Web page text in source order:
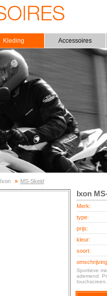
Kleding Accessoires
Ixon » MS-Skeid
Ixon
Merk:
type:
prijs:
kleur:
soort:
Sportieve
ademend.
touchscreen.